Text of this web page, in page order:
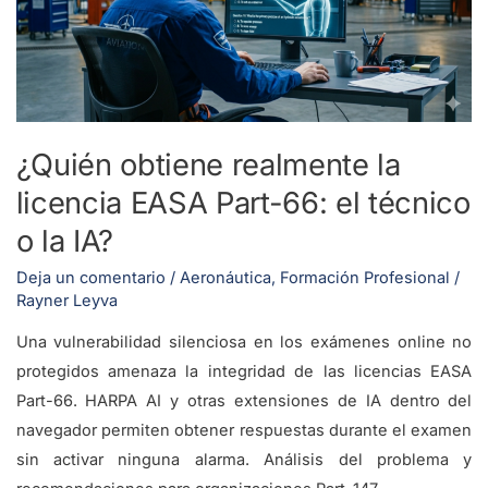
¿Quién obtiene realmente la
licencia EASA Part-66: el técnico
o la IA?
Deja un comentario / Aeronáutica, Formación Profesional /
Rayner Leyva
Una vulnerabilidad silenciosa en los exámenes online no
protegidos amenaza la integridad de las licencias EASA
Part-66. HARPA AI y otras extensiones de IA dentro del
navegador permiten obtener respuestas durante el examen
sin activar ninguna alarma. Análisis del problema y
EASA
Part-
el
o
IA?